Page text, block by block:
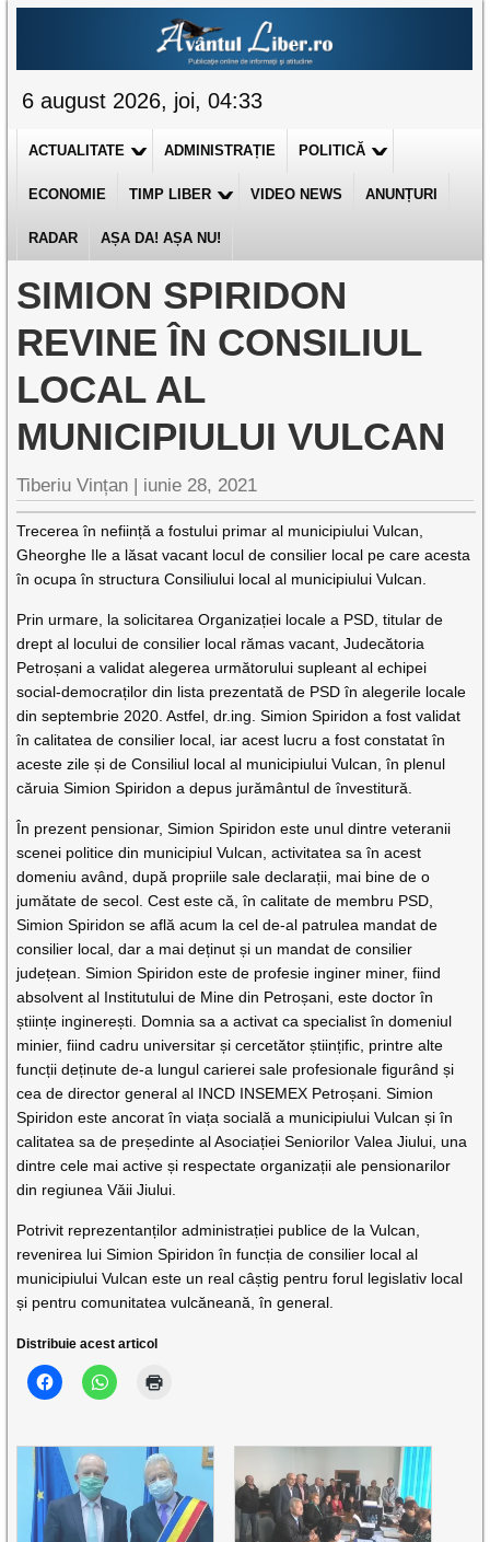
6 august 2026, joi, 04:33
ACTUALITATE ADMINISTRAȚIE POLITICĂ
ECONOMIE TIMP LIBER VIDEO NEWS ANUNȚURI
RADAR AȘA DA! AȘA NU!
SIMION SPIRIDON
REVINE ÎN CONSILIUL
LOCAL AL
MUNICIPIULUI VULCAN
Tiberiu Vințan | iunie 28, 2021
Trecerea în neființă a fostului primar al municipiului Vulcan,
Gheorghe Ile a lăsat vacant locul de consilier local pe care acesta
în ocupa în structura Consiliului local al municipiului Vulcan.
Prin urmare, la solicitarea Organizației locale a PSD, titular de
drept al locului de consilier local rămas vacant, Judecătoria
Petroșani a validat alegerea următorului supleant al echipei
social-democraților din lista prezentată de PSD în alegerile locale
din septembrie 2020. Astfel, dr.ing. Simion Spiridon a fost validat
în calitatea de consilier local, iar acest lucru a fost constatat în
aceste zile și de Consiliul local al municipiului Vulcan, în plenul
căruia Simion Spiridon a depus jurământul de învestitură.
În prezent pensionar, Simion Spiridon este unul dintre veteranii
scenei politice din municipiul Vulcan, activitatea sa în acest
domeniu având, după propriile sale declarații, mai bine de o
jumătate de secol. Cest este că, în calitate de membru PSD,
Simion Spiridon se află acum la cel de-al patrulea mandat de
consilier local, dar a mai deținut și un mandat de consilier
județean. Simion Spiridon este de profesie inginer miner, fiind
absolvent al Institutului de Mine din Petroșani, este doctor în
științe inginerești. Domnia sa a activat ca specialist în domeniul
minier, fiind cadru universitar și cercetător științific, printre alte
funcții deținute de-a lungul carierei sale profesionale figurând și
cea de director general al INCD INSEMEX Petroșani. Simion
Spiridon este ancorat în viața socială a municipiului Vulcan și în
calitatea sa de președinte al Asociației Seniorilor Valea Jiului, una
dintre cele mai active și respectate organizații ale pensionarilor
din regiunea Văii Jiului.
Potrivit reprezentanților administrației publice de la Vulcan,
revenirea lui Simion Spiridon în funcția de consilier local al
municipiului Vulcan este un real câștig pentru forul legislativ local
și pentru comunitatea vulcăneană, în general.
Distribuie acest articol